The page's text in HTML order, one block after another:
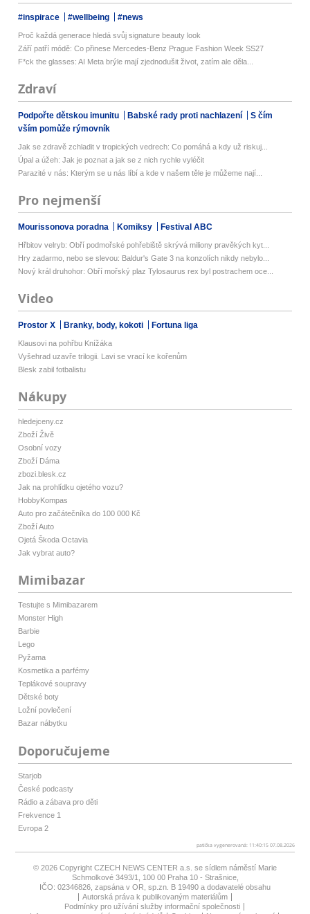
#inspirace #wellbeing #news
Proč každá generace hledá svůj signature beauty look
Září patří módě: Co přinese Mercedes-Benz Prague Fashion Week SS27
F*ck the glasses: AI Meta brýle mají zjednodušit život, zatím ale děla...
Zdraví
Podpořte dětskou imunitu Babské rady proti nachlazení
S čím
vším pomůže rýmovník
Jak se zdravě zchladit v tropických vedrech: Co pomáhá a kdy už riskuj...
Úpal a úžeh: Jak je poznat a jak se z nich rychle vyléčit
Parazité v nás: Kterým se u nás líbí a kde v našem těle je můžeme nají...
Pro nejmenší
Mourissonova poradna Komiksy Festival ABC
Hřbitov velryb: Obří podmořské pohřebiště skrývá miliony pravěkých kyt...
Hry zadarmo, nebo se slevou: Baldur's Gate 3 na konzolích nikdy nebylo...
Nový král druhohor: Obří mořský plaz Tylosaurus rex byl postrachem oce...
Video
Prostor X Branky, body, kokoti Fortuna liga
Klausovi na pohřbu Knížáka
Vyšehrad uzavře trilogii. Lavi se vrací ke kořenům
Blesk zabil fotbalistu
Nákupy
hledejceny.cz
Zboží Živě
Osobní vozy
Zboží Dáma
zbozi.blesk.cz
Jak na prohlídku ojetého vozu?
HobbyKompas
Auto pro začátečníka do 100 000 Kč
Zboží Auto
Ojetá Škoda Octavia
Jak vybrat auto?
Mimibazar
Testujte s Mimibazarem
Monster High
Barbie
Lego
Pyžama
Kosmetika a parfémy
Teplákové soupravy
Dětské boty
Ložní povlečení
Bazar nábytku
Doporučujeme
Starjob
České podcasty
Rádio a zábava pro děti
Frekvence 1
Evropa 2
patička vygenerovaná: 11:40:15 07.08.2026
© 2026 Copyright CZECH NEWS CENTER a.s. se sídlem náměstí Marie
Schmolkové 3493/1, 100 00 Praha 10 - Strašnice,
IČO: 02346826, zapsána v OR, sp.zn. B 19490 a dodavatelé obsahu
Autorská práva k publikovaným materiálům
Podmínky pro užívání služby informační společnosti